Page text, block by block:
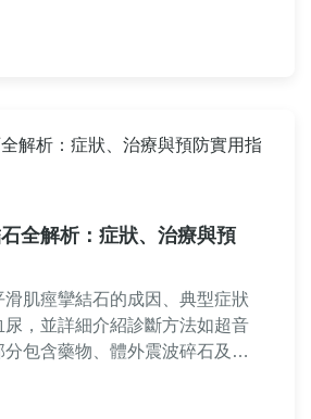
全解析：症狀、治療與預
肌痙攣結石的成因、典型症狀
，並詳細介紹診斷方法如超音
包含藥物、體外震波碎石及手
答常見問題，幫助讀者全面了